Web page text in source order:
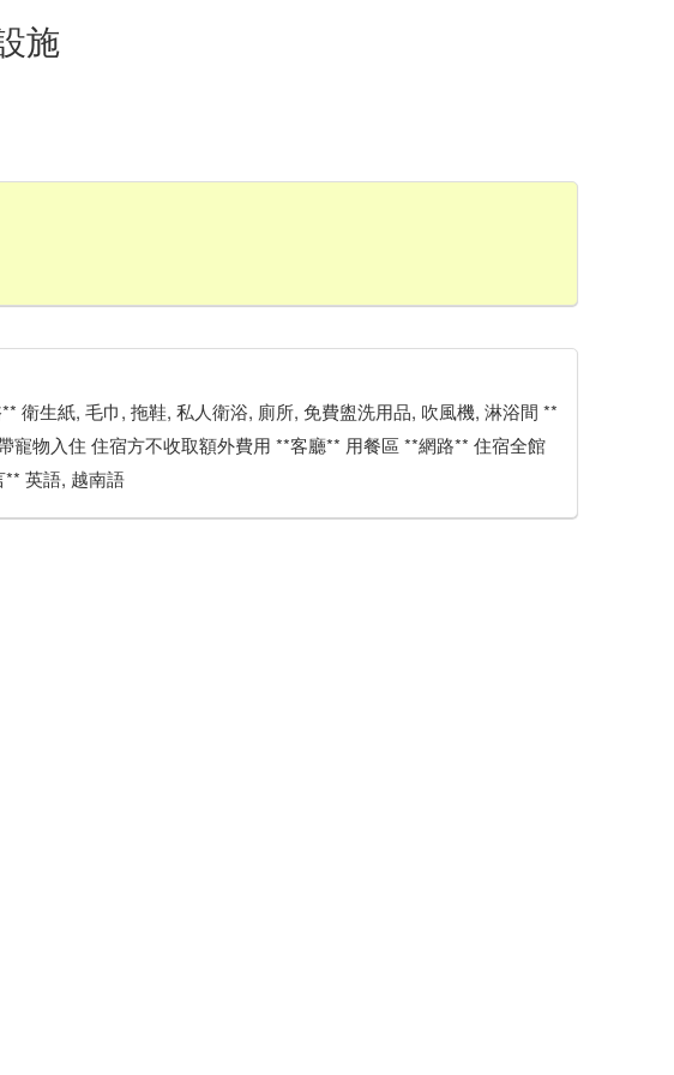
施
衛生紙, 毛巾, 拖鞋, 私人衛浴, 廁所, 免費盥洗用品, 吹風機, 淋浴間 **
物入住 住宿方不收取額外費用 **客廳** 用餐區 **網路** 住宿全館
英語, 越南語